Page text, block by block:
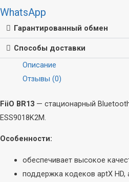
WhatsApp
Гарантированный обмен
Способы доставки
Описание
Отзывы (0)
FiiO BR13 — стационарный
ESS9018K2M.
Особенности:
обеспечивает высокое
поддержка кодеков aptX HD,